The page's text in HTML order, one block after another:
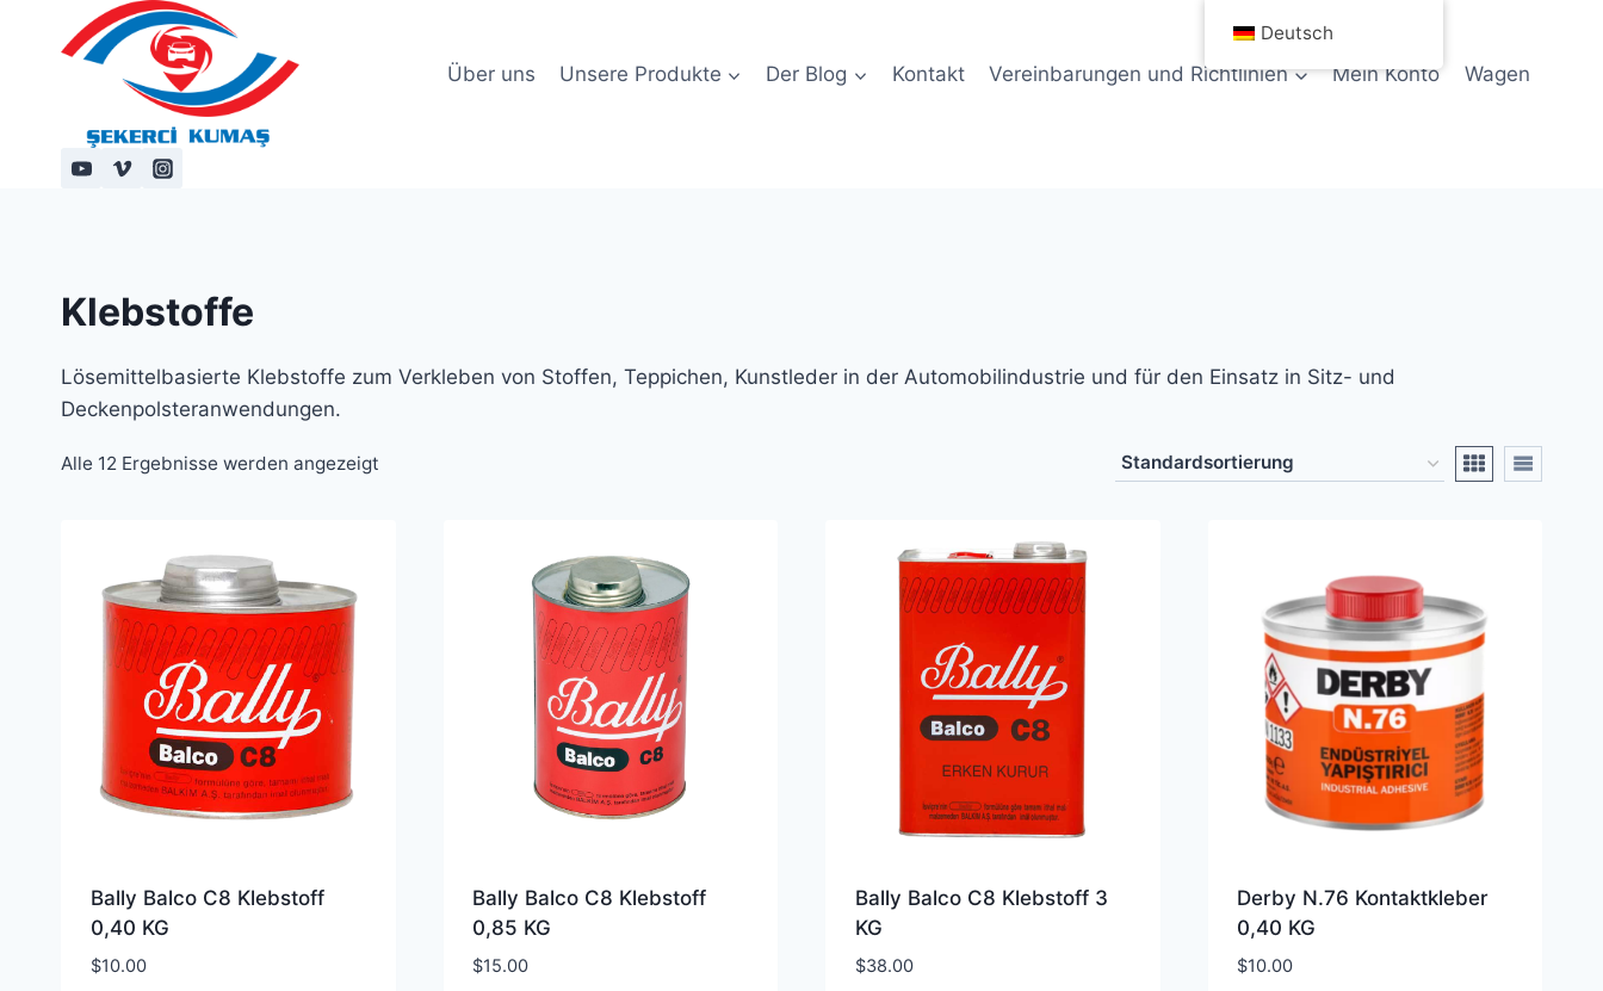
Über uns Unsere Produkte Der Blog Kontakt Vereinbarungen und Richtlinien Mein Konto Wagen
Klebstoffe
Lösemittelbasierte Klebstoffe zum Verkleben von Stoffen, Teppichen, Kunstleder in der Automobilindustrie und für den Einsatz in Sitz- und
Deckenpolsteranwendungen.
Alle 12 Ergebnisse werden angezeigt
Bally Balco C8 Klebstoff
0,40 KG
$10.00
Bally Balco C8 Klebstoff
0,85 KG
$15.00
Bally Balco C8 Klebstoff 3
KG
$38.00
Derby N.76 Kontaktkleber
0,40 KG
$10.00
Deutsch